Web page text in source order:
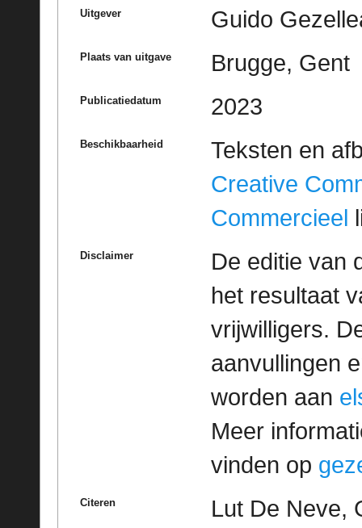
Uitgever Guido
Plaats van uitgave Brugge, Gent
Publicatiedatum 2023
Beschikbaarheid
Teksten en
Creative
Commercieel
Disclaimer
De editie van
het resultaat
vrijwilligers.
aanvullingen
worden aan
Meer
vinden op
Citeren
Lut De Neve,